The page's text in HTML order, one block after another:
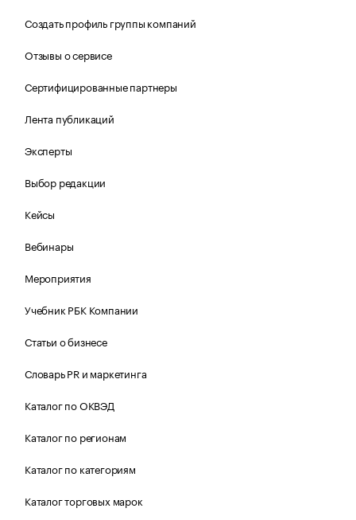
Создать профиль группы компаний
Отзывы о сервисе
Сертифицированные партнеры
Лента публикаций
Эксперты
Выбор редакции
Кейсы
Вебинары
Мероприятия
Учебник РБК Компании
Статьи о бизнесе
Словарь PR и маркетинга
Каталог по ОКВЭД
Каталог по регионам
Каталог по категориям
Каталог торговых марок